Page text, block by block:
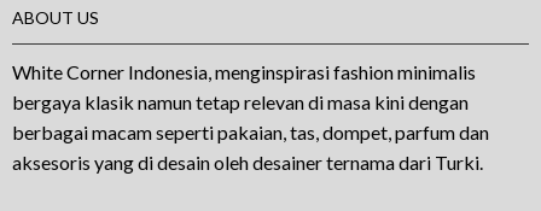
ABOUT US
White Corner Indonesia, menginspirasi fashion minimalis
bergaya klasik namun tetap relevan di masa kini dengan
berbagai macam seperti pakaian, tas, dompet, parfum dan
aksesoris yang di desain oleh desainer ternama dari Turki.